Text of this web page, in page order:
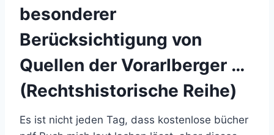
besonderer
Berücksichtigung von
Quellen der Vorarlberger …
(Rechtshistorische Reihe)
Es ist nicht jeden Tag, dass kostenlose bücher